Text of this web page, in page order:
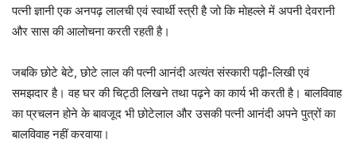
पत्नी ज्ञानी एक अनपढ़ लालची एवं स्वार्थी स्त्री है जो कि मोहल्ले में अपनी देवरानी
और सास की आलोचना करती रहती है।
जबकि छोटे बेटे, छोटे लाल की पत्नी आनंदी अत्यंत संस्कारी पढ़ी-लिखी एवं
समझदार है। वह घर की चिट्ठी लिखने तथा पढ़ने का कार्य भी करती है। बालविवाह
का प्रचलन होने के बावजूद भी छोटेलाल और उसकी पत्नी आनंदी अपने पुत्रों का
बालविवाह नहीं करवाया।